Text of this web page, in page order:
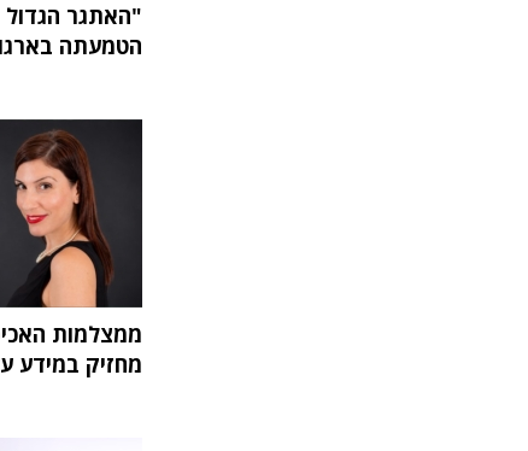
הטמעתה
ממצלמות
מחזיק במידע